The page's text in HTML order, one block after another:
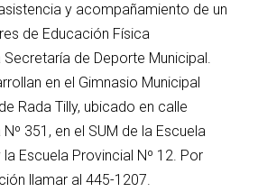
y acompañamiento de un
de Educación Física
de Deporte Municipal.
en el Gimnasio Municipal
Rada Tilly, ubicado en calle
351, en el SUM de la Escuela
la Escuela Provincial Nº 12. Por
llamar al 445-1207.